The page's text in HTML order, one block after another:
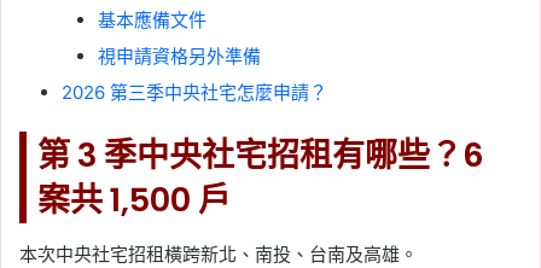
基本應備文件
視申請資格另外準備
2026 第三季中央社宅怎麼申請？
第 3 季中央社宅招租有哪些？6
案共 1,500 戶
本次中央社宅招租橫跨新北、南投、台南及高雄。